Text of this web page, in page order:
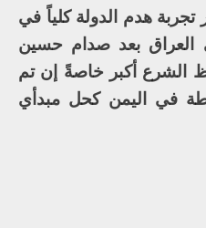
تجربة هدم الدولة كلياً في
العراق بعد صدام حسين
الشرع أكبر خاصةً إن تم
في اليمن كحل مبدأي